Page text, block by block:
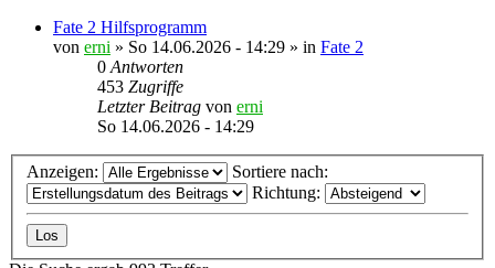
Fate 2 Hilfsprogramm
von erni » So 14.06.2026 - 14:29 » in Fate 2
0 Antworten
453 Zugriffe
Letzter Beitrag von erni
So 14.06.2026 - 14:29
Anzeigen:
Sortiere nach:
Richtung: